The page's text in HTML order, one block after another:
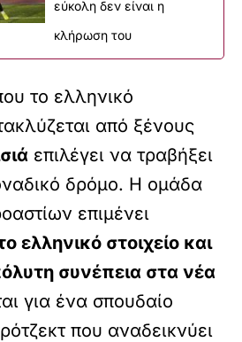
εύκολη δεν είναι η
κλήρωση του
το ελληνικό
από ξένους
επιλέγει να τραβήξει
δρόμο. Η ομάδα
επιμένει
ελληνικό στοιχείο και
συνέπεια στα νέα
για ένα σπουδαίο
που αναδεικνύει